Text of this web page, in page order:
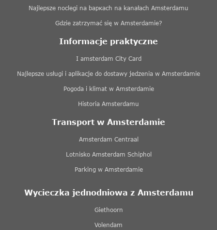
Najlepsze noclegi na baркach na kanałach Amsterdamu
Gdzie zatrzymać się w Amsterdamie?
Informacje praktyczne
I amsterdam City Card
Najlepsze usługi i aplikacje do dostawy jedzenia w Amsterdamie
Pogoda i klimat w Amsterdamie
Historia Amsterdamu
Transport w Amsterdamie
Amsterdam Centraal
Lotnisko Amsterdam Schiphol
Parking w Amsterdamie
Wycieczka jednodniowa z Amsterdamu
Giethoorn
Volendam